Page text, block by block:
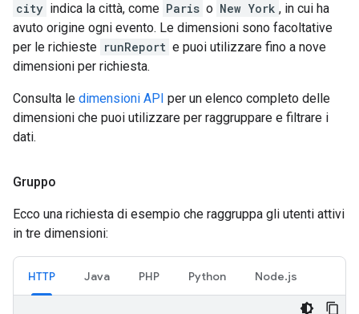
city indica la città, come Paris o New York , in cui ha
avuto origine ogni evento. Le dimensioni sono facoltative
per le richieste runReport e puoi utilizzare fino a nove
dimensioni per richiesta.
Consulta le dimensioni API per un elenco completo delle
dimensioni che puoi utilizzare per raggruppare e filtrare i
dati.
Gruppo
Ecco una richiesta di esempio che raggruppa gli utenti attivi
in tre dimensioni:
HTTP Java PHP Python Node.js